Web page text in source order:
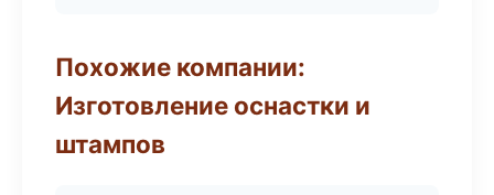
Похожие компании:
Изготовление оснастки и
штампов